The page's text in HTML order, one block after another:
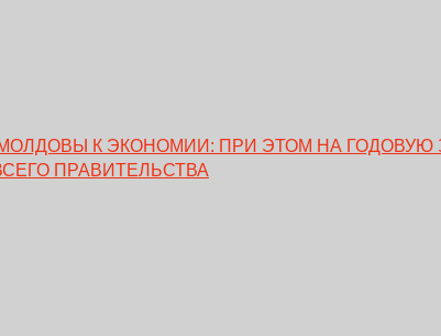
К ЭКОНОМИИ: ПРИ ЭТОМ НА ГОДОВУЮ
ПРАВИТЕЛЬСТВА